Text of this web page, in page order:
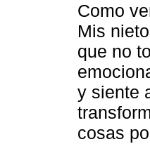
Como
Mis
que no
y siente
cosas